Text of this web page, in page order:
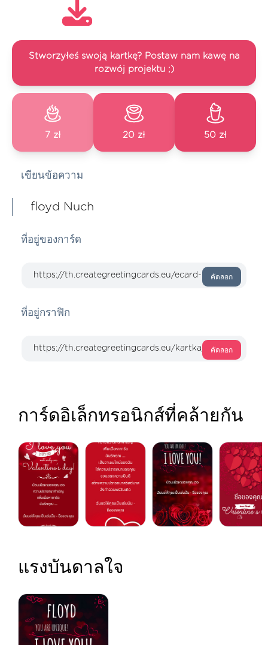
Stworzyłeś swoją kartkę? Postaw nam kawę na
rozwój projektu ;)
7 zł 20 zł 50 zł
เขียนข้อความ
floyd Nuch
ที่อยู่ของการ์ด
คัดลอก
ที่อยู่กราฟิก
คัดลอก
การ์ดอิเล็กทรอนิกส์ที่คล้ายกัน
แรงบันดาลใจ